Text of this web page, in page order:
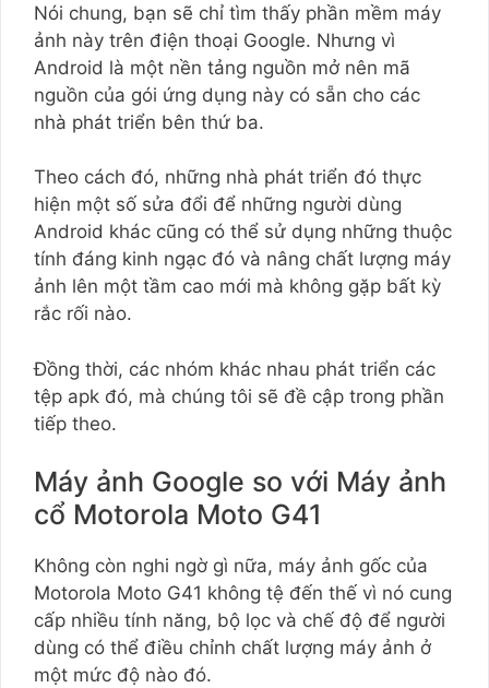
Nói chung, bạn sẽ chỉ tìm thấy phần mềm máy
ảnh này trên điện thoại Google. Nhưng vì
Android là một nền tảng nguồn mở nên mã
nguồn của gói ứng dụng này có sẵn cho các
nhà phát triển bên thứ ba.
Theo cách đó, những nhà phát triển đó thực
hiện một số sửa đổi để những người dùng
Android khác cũng có thể sử dụng những thuộc
tính đáng kinh ngạc đó và nâng chất lượng máy
ảnh lên một tầm cao mới mà không gặp bất kỳ
rắc rối nào.
Đồng thời, các nhóm khác nhau phát triển các
tệp apk đó, mà chúng tôi sẽ đề cập trong phần
tiếp theo.
Máy ảnh Google so với Máy ảnh
cổ Motorola Moto G41
Không còn nghi ngờ gì nữa, máy ảnh gốc của
Motorola Moto G41 không tệ đến thế vì nó cung
cấp nhiều tính năng, bộ lọc và chế độ để người
dùng có thể điều chỉnh chất lượng máy ảnh ở
một mức độ nào đó.